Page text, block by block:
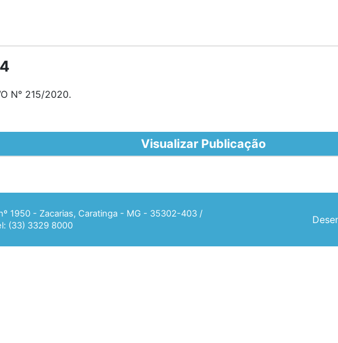
N° 215/2020.
Visualizar Publicação
1950 - Zacarias, Caratinga - MG - 35302-403 /
(33) 3329 8000